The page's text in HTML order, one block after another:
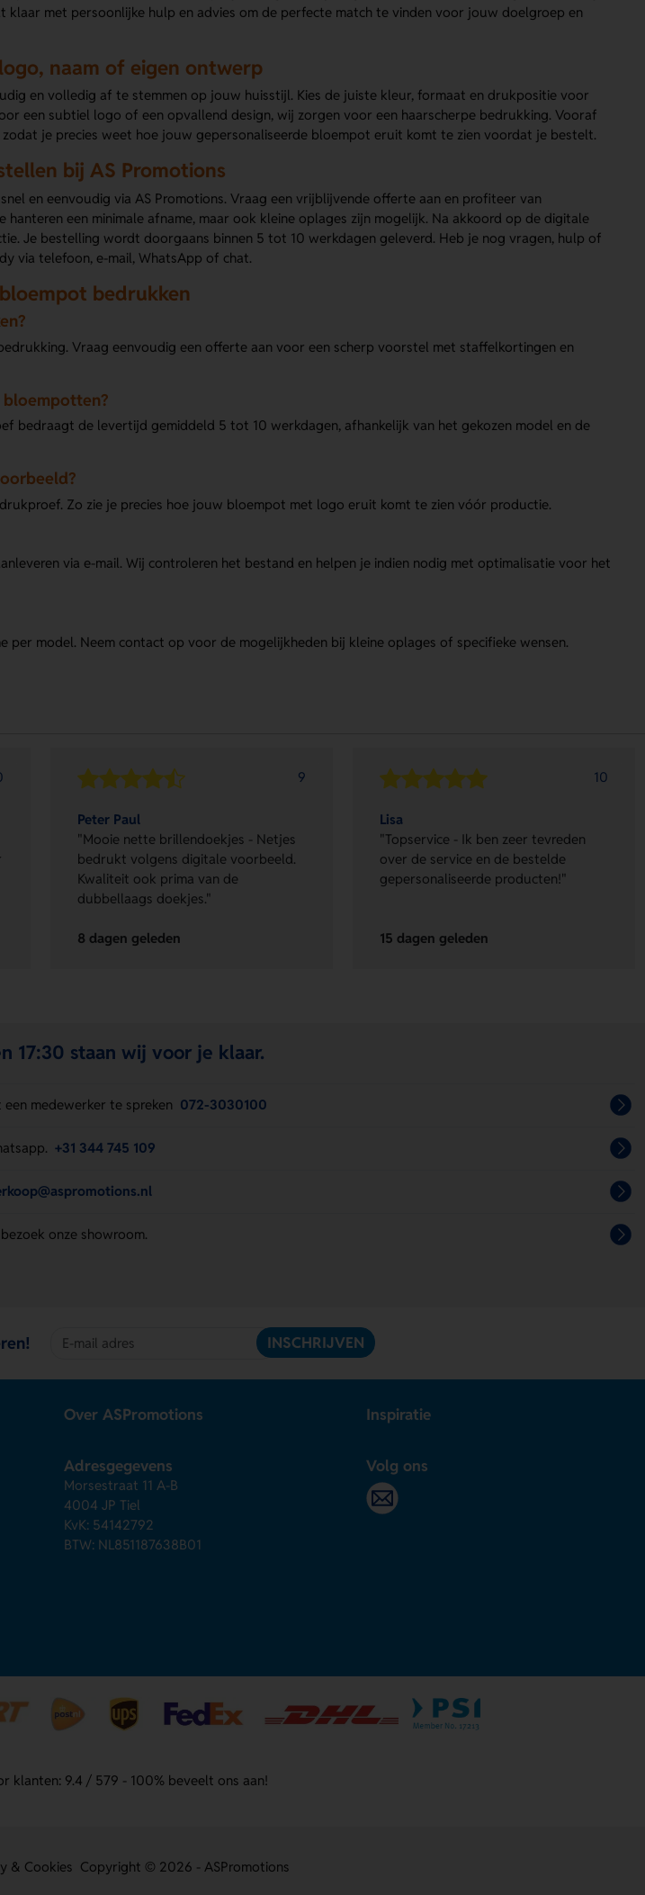
klaar met persoonlijke hulp en advies om de perfecte match te vinden voor jouw doelgroep en
naam of eigen ontwerp
en volledig af te stemmen op jouw huisstijl. Kies de juiste kleur, formaat en drukpositie voor
een subtiel logo of een opvallend design, wij zorgen voor een haarscherpe bedrukking. Vooraf
je precies weet hoe jouw gepersonaliseerde bloempot eruit komt te zien voordat je bestelt.
bij AS Promotions
en eenvoudig via AS Promotions. Vraag een vrijblijvende offerte aan en profiteer van
een minimale afname, maar ook kleine oplages zijn mogelijk. Na akkoord op de digitale
Je bestelling wordt doorgaans binnen 5 tot 10 werkdagen geleverd. Heb je nog vragen, hulp of
via telefoon, e-mail, WhatsApp of chat.
bedrukken
Vraag eenvoudig een offerte aan voor een scherp voorstel met staffelkortingen en
bedraagt de levertijd gemiddeld 5 tot 10 werkdagen, afhankelijk van het gekozen model en de
Zo zie je precies hoe jouw bloempot met logo eruit komt te zien vóór productie.
via e-mail. Wij controleren het bestand en helpen je indien nodig met optimalisatie voor het
per model. Neem contact op voor de mogelijkheden bij kleine oplages of specifieke wensen.
9
Peter Paul
"Mooie nette brillendoekjes - Netjes
bedrukt volgens digitale voorbeeld.
Kwaliteit ook prima van de
dubbellaags doekjes."
8 dagen geleden
10
Lisa
"Topservice - Ik ben zeer tevreden
over de service en de bestelde
gepersonaliseerde producten!"
15 dagen geleden
17:30 staan wij voor je klaar.
medewerker te spreken 072-3030100
+31 344 745 109
onze showroom.
INSCHRIJVEN
Over ASPromotions
Adresgegevens
Morsestraat 11 A-B
4004 JP Tiel
KvK: 54142792
BTW: NL851187638B01
Inspiratie
Volg ons
klanten: 9.4 / 579 - 100% beveelt ons aan!
& Cookies Copyright © 2026 - ASPromotions